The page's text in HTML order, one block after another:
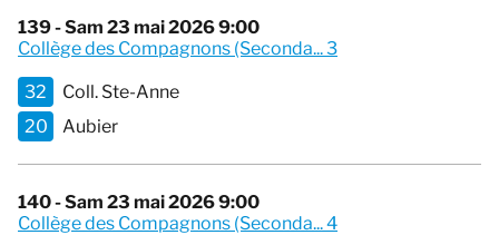
139 - Sam 23 mai 2026 9:00
Collège des Compagnons (Seconda... 3
32
Coll. Ste-Anne
20
Aubier
140 - Sam 23 mai 2026 9:00
Collège des Compagnons (Seconda... 4